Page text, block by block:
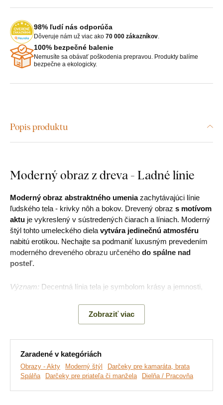
98% ľudí nás odporúča
Dôveruje nám už viac ako 70 000 zákazníkov.
100% bezpečné balenie
Nemusíte sa obávať poškodenia prepravou. Produkty balíme
bezpečne a ekologicky.
Popis produktu
Moderný obraz z dreva - Ladné línie
Moderný obraz abstraktného umeniazachytávajúci línie
ľudského tela - krivky nôh a bokov. Drevený obraz s motívom
aktu je vykreslený v sústredených čiarach a líniach. Moderný
štýl tohto umeleckého diela vytvára jedinečnú atmosféru
nabitú erotikou. Nechajte sa podmaniť luxusným prevedením
moderného dreveného obrazu určeného do spálne nad
posteľ.
Význam: Decentná línia tela je symbolom krásy a jemnosti,
Hlavné výhody produktu:
Jedinečný bytový doplnok
Skvele sa hodí do modernej spálne
Zobraziť viac
Zaradené v kategóriách
Obrazy - Akty Moderný štýl
Darčeky pre kamaráta, brata
Spálňa
Darčeky pre priateľa či manžela Dielňa / Pracovňa